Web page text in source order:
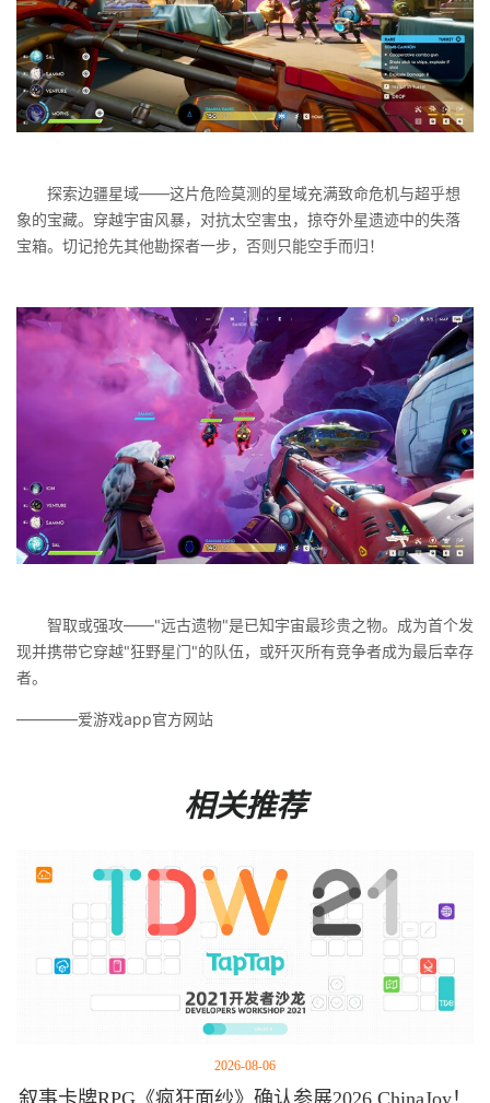
探索边疆星域——这片危险莫测的星域充满致命危机与超乎想
象的宝藏。穿越宇宙风暴，对抗太空害虫，掠夺外星遗迹中的失落
宝箱。切记抢先其他勘探者一步，否则只能空手而归！
智取或强攻——"远古遗物"是已知宇宙最珍贵之物。成为首个发
现并携带它穿越"狂野星门"的队伍，或歼灭所有竞争者成为最后幸存
者。
————爱游戏app官方网站
相关推荐
2026-08-06
叙事卡牌RPG《疯狂面纱》确认参展2026 ChinaJoy！